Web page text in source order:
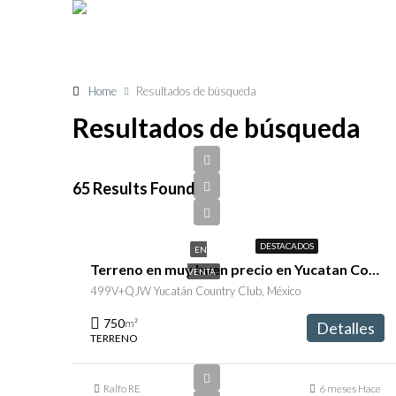
Home Resultados de búsqueda
Resultados de búsqueda
65 Results Found
DESTACADOS
EN
VENTA Terreno en muy buen precio en Yucatan Country Club
499V+QJW Yucatán Country Club, México
750m²
TERRENO
Detalles
Ralfo RE 6 meses Hace